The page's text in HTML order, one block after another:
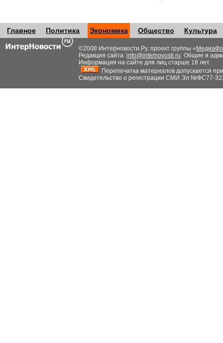
Главное Политика Экономика Общество Культура
©2008 Интерновости.Ру, проект группы «
Редакция сайта: info@internovosti.ru. Общие и
Информация на сайте для лиц старше 18 лет.
Перепечатка материалов допускается
Свидетельство о регистрации СМИ Эл №ФС77-